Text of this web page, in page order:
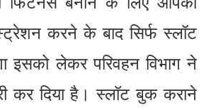
करने के बाद सिर्फ स्लॉट
इसको लेकर परिवहन विभाग ने
कर दिया है। स्लॉट बुक कराने